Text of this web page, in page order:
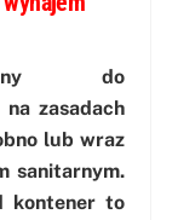
do
zasadach
lub wraz
sanitarnym.
kontener to